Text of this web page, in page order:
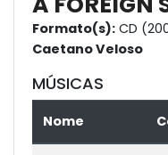
Formato(s): CD
Caetano Veloso
MÚSICAS
Nome